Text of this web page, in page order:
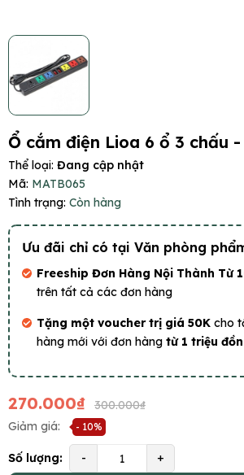
Ổ cắm điện Lioa 6 ổ 3 chấu
Thể loại: Đang cập nhật
Mã: MATB065
Tình trạng: Còn hàng
Ưu đãi chỉ có tại Văn phòng
Freeship Đơn Hàng Nội Thành Từ
trên tất cả các đơn hàng
Tặng một voucher trị giá 50K cho
hàng mới với đơn hàng từ 1 triệu
270.000₫
300.000₫
Giảm giá:
- 10%
Số lượng: - +